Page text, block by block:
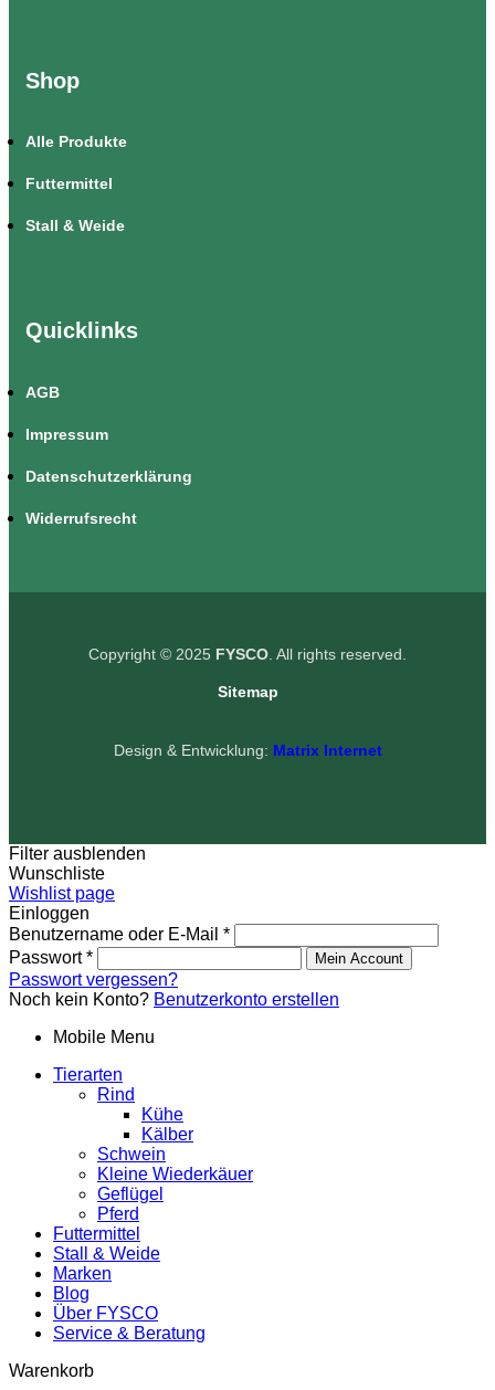
Shop
Alle Produkte
Futtermittel
Stall & Weide
Quicklinks
AGB
Impressum
Datenschutzerklärung
Widerrufsrecht
Copyright © 2025 FYSCO . All rights reserved.
Sitemap
Design & Entwicklung: Matrix Internet
Filter ausblenden
Wunschliste
Wishlist page
Einloggen
Benutzername oder E-Mail *
Passwort* Mein Account
Passwort vergessen?
Noch kein Konto? Benutzerkonto erstellen
Mobile Menu
Tierarten
Rind
Kühe
Kälber
Schwein
Kleine Wiederkäuer
Geflügel
Pferd
Futtermittel
Stall & Weide
Marken
Blog
Über FYSCO
Service & Beratung
Warenkorb